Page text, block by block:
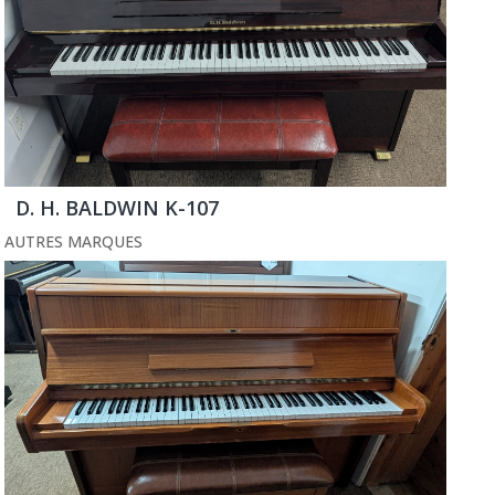
D. H. BALDWIN K-107
AUTRES MARQUES